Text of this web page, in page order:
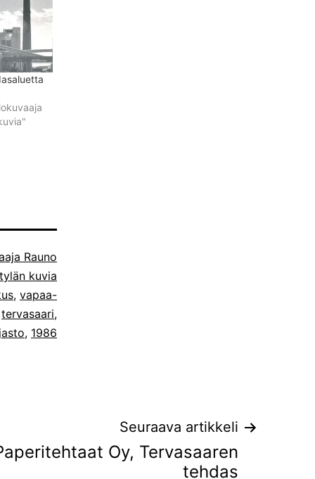
Rauno
kuvia
, vapaa-
tervasaari,
, 1986
Seuraava artikkeli
Oy, Tervasaaren
tehdas